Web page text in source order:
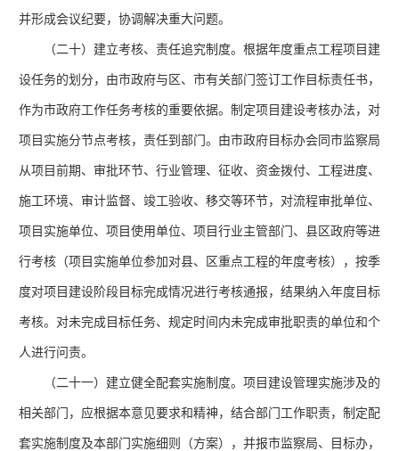
并形成会议纪要，协调解决重大问题。
（二十）建立考核、责任追究制度。根据年度重点工程项目建
设任务的划分，由市政府与区、市有关部门签订工作目标责任书，
作为市政府工作任务考核的重要依据。制定项目建设考核办法，对
项目实施分节点考核，责任到部门。由市政府目标办会同市监察局
从项目前期、审批环节、行业管理、征收、资金拨付、工程进度、
施工环境、审计监督、竣工验收、移交等环节，对流程审批单位、
项目实施单位、项目使用单位、项目行业主管部门、县区政府等进
行考核（项目实施单位参加对县、区重点工程的年度考核），按季
度对项目建设阶段目标完成情况进行考核通报，结果纳入年度目标
考核。对未完成目标任务、规定时间内未完成审批职责的单位和个
人进行问责。
（二十一）建立健全配套实施制度。项目建设管理实施涉及的
相关部门，应根据本意见要求和精神，结合部门工作职责，制定配
套实施制度及本部门实施细则（方案），并报市监察局、目标办，